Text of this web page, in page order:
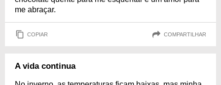
me abraçar.
COPIAR COMPARTILHAR
A vida continua